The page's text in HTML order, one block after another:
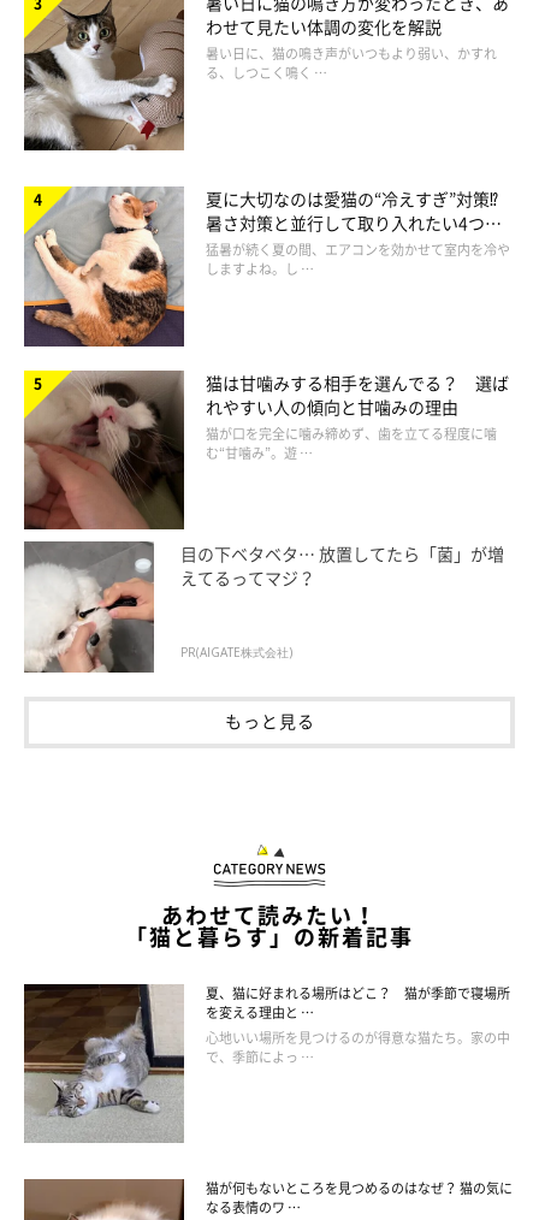
病気の早期発見、早期治療に努めよう
すことができます。定期的な健康診断をして、愛猫が健康的な生
活を送れるようにしましょう。
③ストレスを与える
レスを感じてしまいます。猫が居心地が悪いと感じる環境は、下
自分だけの安全な居場所がない
落ち着く場所がない
逃げ場がない
自由に移動できない
わせて見たい体調の変化を解説
暑い日に、猫の鳴き声がいつもより弱い、かすれ
る、しつこく鳴く …
夏に大切なのは愛猫の“冷えすぎ”対策⁉
暑さ対策と並行して取り入れたい4つの
工夫
猛暑が続く夏の間、エアコンを効かせて室内を冷や
しますよね。し …
猫は甘噛みする相手を選んでる？ 選ば
れやすい人の傾向と甘噛みの理由
猫が口を完全に噛み締めず、歯を立てる程度に噛
む“甘噛み”。遊 …
目の下ベタベタ… 放置してたら「菌」が増
えてるってマジ？
PR(AIGATE株式会社)
もっと見る
あわせて読みたい！
「猫と暮らす」の新着記事
夏、猫に好まれる場所はどこ？ 猫が季節で寝場所
を変える理由と …
心地いい場所を見つけるのが得意な猫たち。家の中
で、季節によっ …
猫が何もないところを見つめるのはなぜ？ 猫の気に
なる表情のワ …